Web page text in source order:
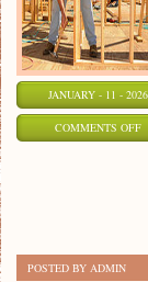
JANUARY - 11 - 2026
COMMENTS OFFON
POSTED BY ADMIN